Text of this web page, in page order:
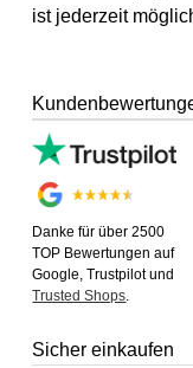
ist jederzeit
Danke für über 2500
TOP Bewertungen auf
Google, Trustpilot und
Trusted Shops
Sicher einkaufen